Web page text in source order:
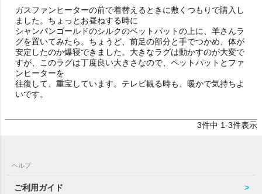
ガスファンヒーターの前で着替えるときに敷くつもりで購入し
ました。ちょっとお昼ねする時に
シャンパンゴールドのシルクのベットパットの上に、羊さんラ
グを置いてみたら。ちょうど、前足の部分と手でつかめ、体が
安定したのか爆寝できました。大きなラグは動かすのが大変で
すが、このラグは丁度良い大きさなので、ペットパットとファ
ンヒーターを
往復して、重宝しています。テレビ観る時も、暖かで気持ちよ
いです。
3件中 1-3件表示
ヘルプ
ご利用ガイド